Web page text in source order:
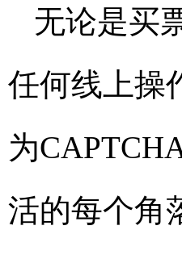
无论是买
任何线上操
为
活的每个角